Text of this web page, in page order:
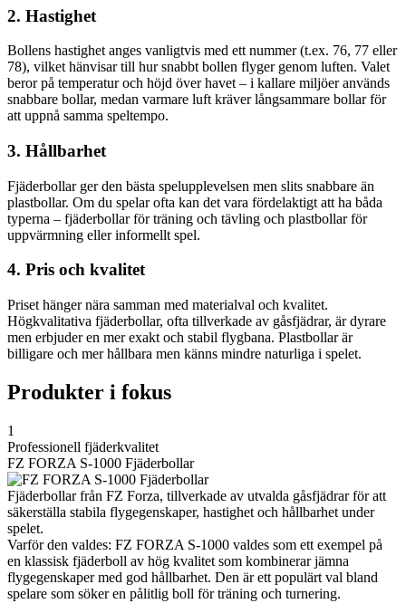
2. Hastighet
Bollens hastighet anges vanligtvis med ett nummer (t.ex. 76, 77 eller
78), vilket hänvisar till hur snabbt bollen flyger genom luften. Valet
beror på temperatur och höjd över havet – i kallare miljöer används
snabbare bollar, medan varmare luft kräver långsammare bollar för
att uppnå samma speltempo.
3. Hållbarhet
Fjäderbollar ger den bästa spelupplevelsen men slits snabbare än
plastbollar. Om du spelar ofta kan det vara fördelaktigt att ha båda
typerna – fjäderbollar för träning och tävling och plastbollar för
uppvärmning eller informellt spel.
4. Pris och kvalitet
Priset hänger nära samman med materialval och kvalitet.
Högkvalitativa fjäderbollar, ofta tillverkade av gåsfjädrar, är dyrare
men erbjuder en mer exakt och stabil flygbana. Plastbollar är
billigare och mer hållbara men känns mindre naturliga i spelet.
Produkter i fokus
1
Professionell fjäderkvalitet
FZ FORZA S-1000 Fjäderbollar
Fjäderbollar från FZ Forza, tillverkade av utvalda gåsfjädrar för att
säkerställa stabila flygegenskaper, hastighet och hållbarhet under
spelet.
Varför den valdes: FZ FORZA S-1000 valdes som ett exempel på
en klassisk fjäderboll av hög kvalitet som kombinerar jämna
flygegenskaper med god hållbarhet. Den är ett populärt val bland
spelare som söker en pålitlig boll för träning och turnering.